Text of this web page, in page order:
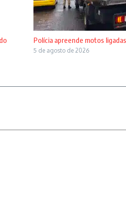
Polícia apreende motos
5 de agosto de 2026